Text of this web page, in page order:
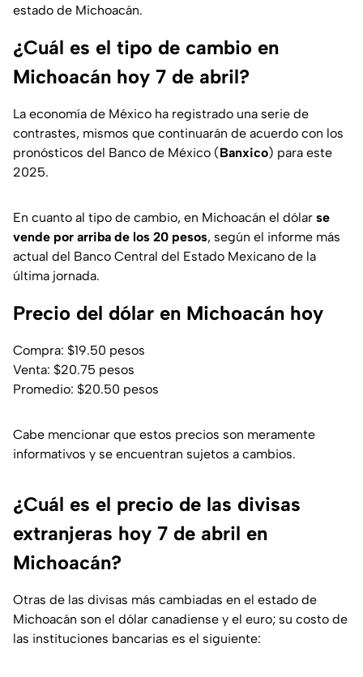
estado de Michoacán.
¿Cuál es el tipo de cambio en
Michoacán hoy 7 de abril?
La economía de México ha registrado una serie de
contrastes, mismos que continuarán de acuerdo con los
pronósticos del Banco de México (Banxico) para este
2025.
En cuanto al tipo de cambio, en Michoacán el dólar se
vende por arriba de los 20 pesos, según el informe más
actual del Banco Central del Estado Mexicano de la
última jornada.
Precio del dólar en Michoacán hoy
Compra: $19.50 pesos
Venta: $20.75 pesos
Promedio: $20.50 pesos
Cabe mencionar que estos precios son meramente
informativos y se encuentran sujetos a cambios.
¿Cuál es el precio de las divisas
extranjeras hoy 7 de abril en
Michoacán?
Otras de las divisas más cambiadas en el estado de
Michoacán son el dólar canadiense y el euro; su costo de
las instituciones bancarias es el siguiente: